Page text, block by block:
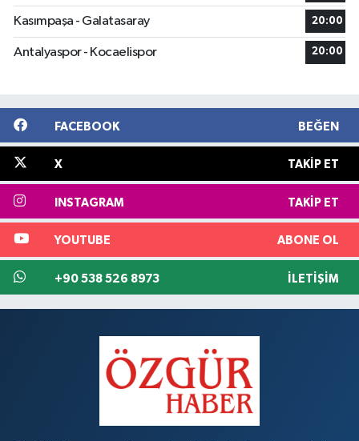
Kasımpaşa - Galatasaray 20:00
Antalyaspor - Kocaelispor 20:00
FACEBOOK BEĞEN
X TAKIP ET
INSTAGRAM TAKIP ET
YOUTUBE ABONE OL
+90 538 526 8973 İLETIŞIM